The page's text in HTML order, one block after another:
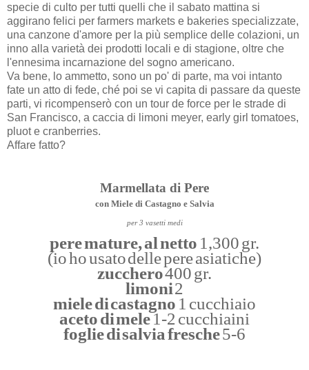
specie di culto per tutti quelli che il sabato mattina si
aggirano felici per farmers markets e bakeries specializzate,
una canzone d'amore per la più semplice delle colazioni, un
inno alla varietà dei prodotti locali e di stagione, oltre che
l'ennesima incarnazione del sogno americano.
Va bene, lo ammetto, sono un po' di parte, ma voi intanto
fate un atto di fede, ché poi se vi capita di passare da queste
parti, vi ricompenserò con un tour de force per le strade di
San Francisco, a caccia di limoni meyer, early girl tomatoes,
pluot e cranberries.
Affare fatto?
Marmellata di Pere
con Miele di Castagno e Salvia
per 3 vasetti medi
pere mature, al netto 1,300 gr.
(io ho usato delle pere asiatiche)
zucchero400 gr.
limoni2
miele di castagno 1 cucchiaio
aceto di mele1-2 cucchiaini
foglie di salvia fresche5-6